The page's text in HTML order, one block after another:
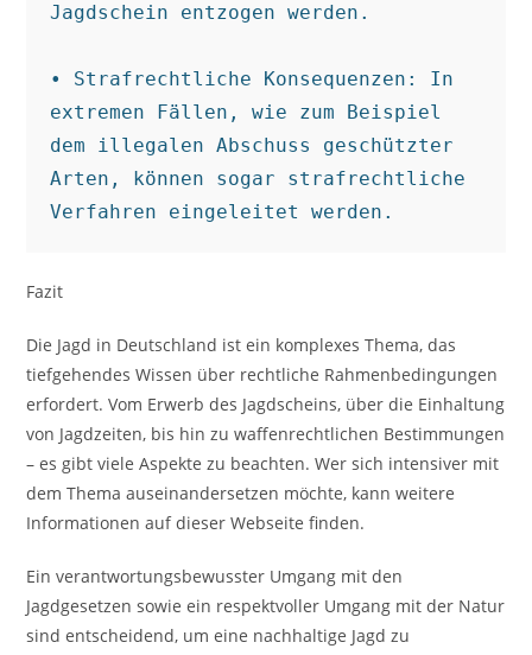
Jagdschein entzogen werden.
• Strafrechtliche Konsequenzen: In
extremen Fällen, wie zum Beispiel
dem illegalen Abschuss geschützter
Arten, können sogar strafrechtliche
Verfahren eingeleitet werden.
Fazit
Die Jagd in Deutschland ist ein komplexes Thema, das
tiefgehendes Wissen über rechtliche Rahmenbedingungen
erfordert. Vom Erwerb des Jagdscheins, über die Einhaltung
von Jagdzeiten, bis hin zu waffenrechtlichen Bestimmungen
– es gibt viele Aspekte zu beachten. Wer sich intensiver mit
dem Thema auseinandersetzen möchte, kann weitere
Informationen auf dieser Webseite finden.
Ein verantwortungsbewusster Umgang mit den
Jagdgesetzen sowie ein respektvoller Umgang mit der Natur
sind entscheidend, um eine nachhaltige Jagd zu